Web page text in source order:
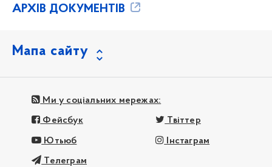
АРХІВ ДОКУМЕНТІВ
Мапа сайту
Ми у соціальних мережах:
Фейсбук Твіттер
Ютьюб Інстаграм
Телеграм